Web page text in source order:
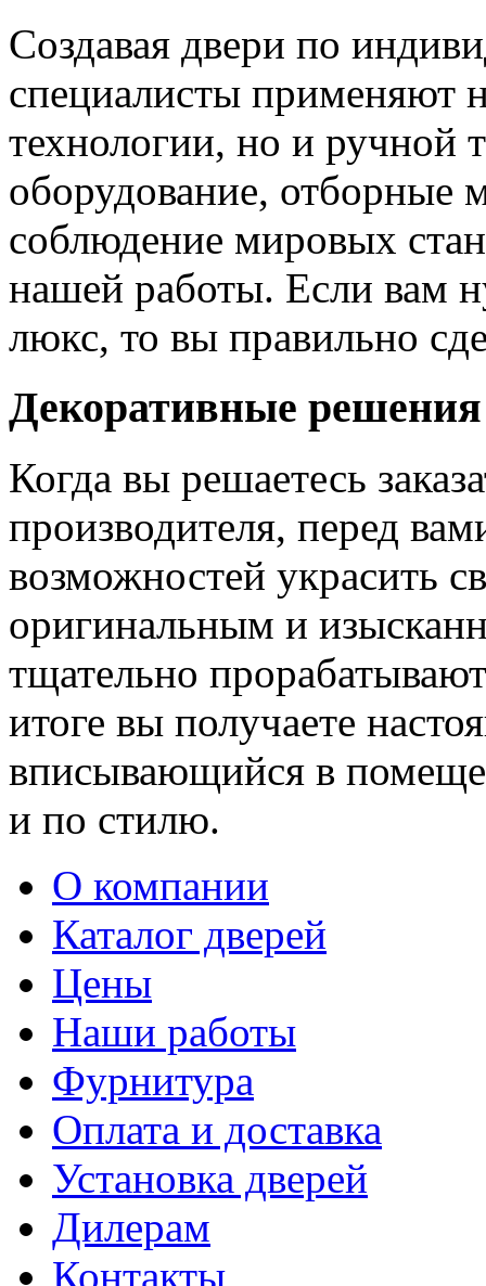
Создавая двери по
специалисты применяют
технологии, но и ручной
оборудование, отборные
соблюдение мировых
нашей работы. Если вам
люкс, то вы правильно
Декоративные решения
Когда вы решаетесь
производителя, перед
возможностей украсить
оригинальным и
тщательно
итоге вы получаете
вписывающийся в
и по стилю.
О компании
Каталог дверей
Цены
Наши работы
Фурнитура
Оплата и доставка
Установка дверей
Дилерам
Контакты